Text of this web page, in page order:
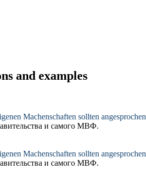
and examples
Machenschaften sollten angesprochen
и самого МВФ.
Machenschaften sollten angesprochen
и самого МВФ.